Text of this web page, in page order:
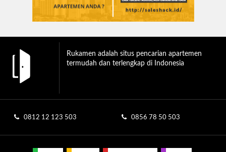
Rukamen adalah situs pencarian apartemen
termudah dan terlengkap di Indonesia
0812 12 123 503 0856 78 50 503